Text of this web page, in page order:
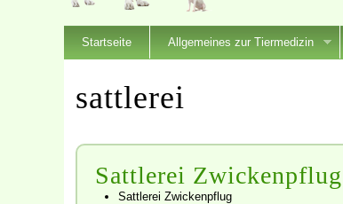
Startseite Allgemeines zur Tiermedizin
sattlerei
Sattlerei Zwickenpflug
Sattlerei Zwickenpflug